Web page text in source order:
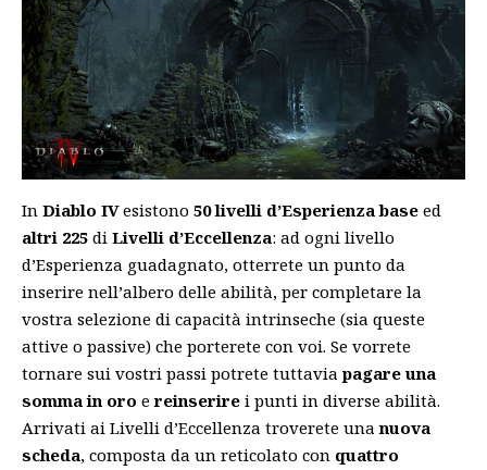
In Diablo IVesistono 50 livelli d’Esperienza base ed
altri 225 di Livelli d’Eccellenza: ad ogni livello
d’Esperienza guadagnato, otterrete un punto da
inserire nell’albero delle abilità, per completare la
vostra selezione di capacità intrinseche (sia queste
attive o passive) che porterete con voi. Se vorrete
tornare sui vostri passi potrete tuttaviapagare una
somma in oro ereinserire i punti in diverse abilità.
Arrivati ai Livelli d’Eccellenza troverete unanuova
scheda, composta da un reticolato con quattro